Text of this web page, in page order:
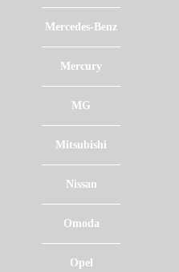
Mercedes-Benz
Mercury
MG
Mitsubishi
Nissan
Omoda
Opel